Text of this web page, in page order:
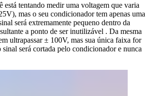
está tentando medir uma voltagem que varia
mas o seu condicionador tem apenas uma
será extremamente pequeno dentro da
a ponto de ser inutilizável . Da mesma
ultrapassar ± 100V, mas sua única faixa for
será cortada pelo condicionador e nunca